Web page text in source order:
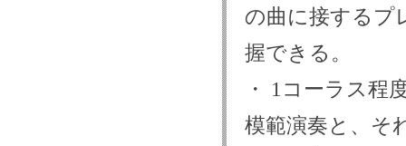
の曲に接するプ
握できる。
・ 1コーラス程
模範演奏と、そ